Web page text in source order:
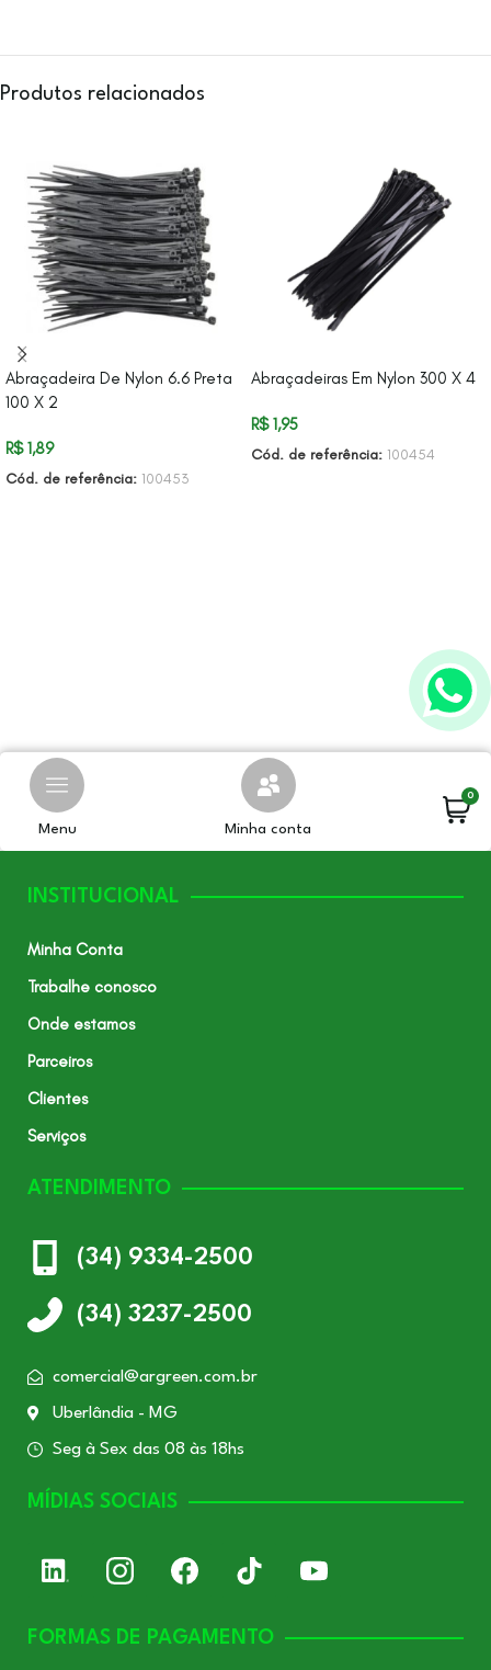
Produtos relacionados
Abraçadeira De Nylon 6.6 Preta
100 X 2
R$1,89
Cód. de referência: 100453
Abraçadeiras Em Nylon 300 X 4
R$1,95
Cód. de referência: 100454
Menu Minha conta
0
INSTITUCIONAL
Minha Conta
Trabalhe conosco
Onde estamos
Parceiros
Clientes
Serviços
ATENDIMENTO
(34) 9334-2500
(34) 3237-2500
comercial@argreen.com.br
Uberlândia - MG
Seg à Sex das 08 às 18hs
MÍDIAS SOCIAIS
FORMAS DE PAGAMENTO